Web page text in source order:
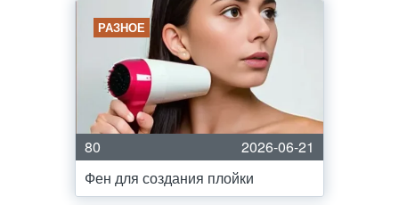
РАЗНОЕ
80
2026-06-21
Фен для создания плойки